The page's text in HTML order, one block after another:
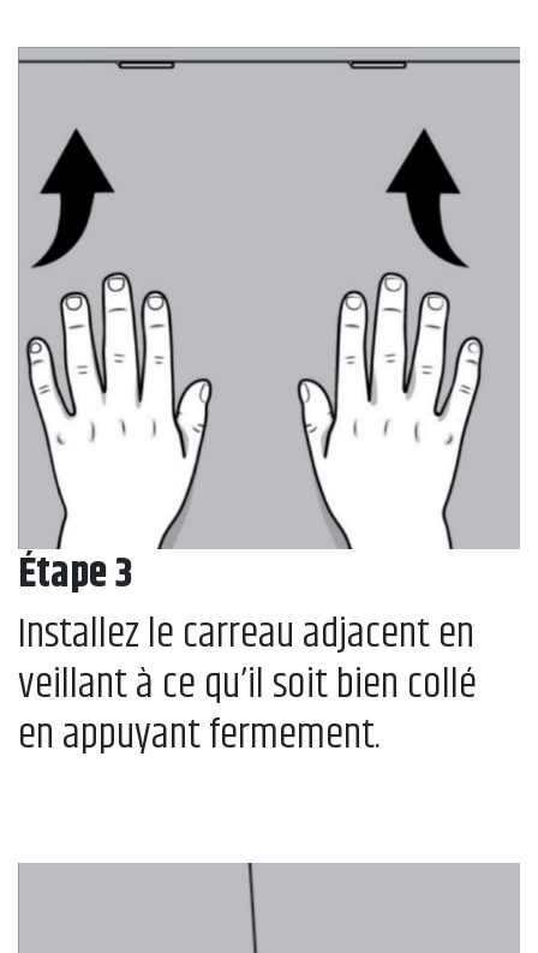
Étape 3
Installez le carreau adjacent en
veillant à ce qu’il soit bien collé
en appuyant fermement.